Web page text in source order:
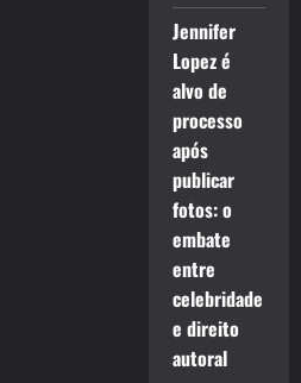
Jennifer
Lopez é
alvo de
processo
após
publicar
fotos: o
embate
entre
celebridade
e direito
autoral